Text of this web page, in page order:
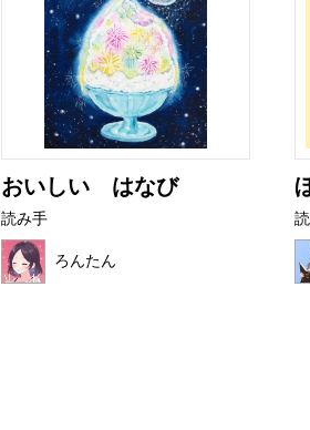
おいしい はなび
読み手
ろんたん